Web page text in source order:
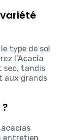
type de sol
l’Acacia
sec, tandis
aux grands
entretien